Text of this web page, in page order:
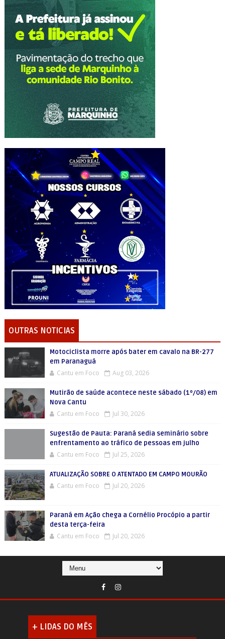
OUTRAS NOTICIAS
Motociclista morre após bater em cavalo na BR-277
em Paranaguá
Cantu em Foco Aug 03, 2026
Mutirão de saúde acontece neste sábado (1º/08) em
Nova Cantu
Cantu em Foco Jul 30, 2026
Sugestão de Pauta: Paraná sedia seminário sobre
enfrentamento ao tráfico de pessoas em julho
Cantu em Foco Jul 25, 2026
ATUALIZAÇÃO SOBRE O ATENTADO EM CAMPO MOURÃO
Cantu em Foco Jul 20, 2026
Paraná em Ação chega a Cornélio Procópio a partir
desta terça-feira
Cantu em Foco Jul 20, 2026
+ LIDAS DO MÊS